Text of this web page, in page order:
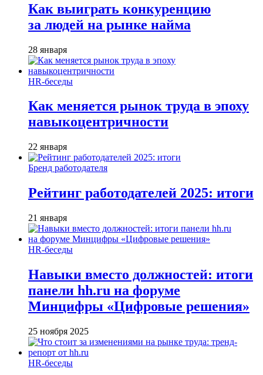
Как выиграть конкуренцию
за людей на рынке найма
28 января
HR-беседы
Как меняется рынок труда в эпоху
навыкоцентричности
22 января
Бренд работодателя
Рейтинг работодателей 2025: итоги
21 января
HR-беседы
Навыки вместо должностей: итоги
панели hh.ru на форуме
Минцифры «Цифровые решения»
25 ноября 2025
HR-беседы